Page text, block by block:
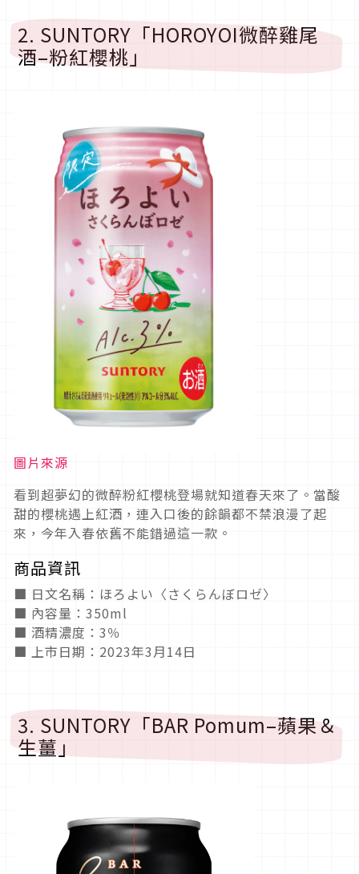
2. SUNTORY「HOROYOI微醉雞尾
酒–粉紅櫻桃」
圖片來源
看到超夢幻的微醉粉紅櫻桃登場就知道春天來了。當酸
甜的櫻桃遇上紅酒，連入口後的餘韻都不禁浪漫了起
來，今年入春依舊不能錯過這一款。
商品資訊
■ 日文名稱：ほろよい〈さくらんぼロゼ〉
■ 內容量：350ml
■ 酒精濃度：3％
■ 上市日期：2023年3月14日
3. SUNTORY「BAR Pomum–蘋果＆
生薑」